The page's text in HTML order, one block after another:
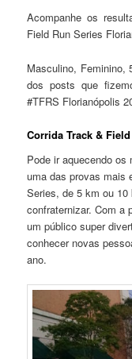
Acompanhe os
Field Run Series
Masculino,
dos posts que
#TFRS Florianópolis
Corrida Track &
Pode ir aquecendo os
uma das provas mais
Series, de 5 km ou
confraternizar. Com a
um público super
conhecer novas
ano.